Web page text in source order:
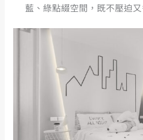
藍、綠點綴空間，既不壓迫